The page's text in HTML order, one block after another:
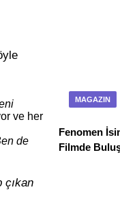
ve her
de
çıkan
MAGAZIN
Fenomen
Filmde